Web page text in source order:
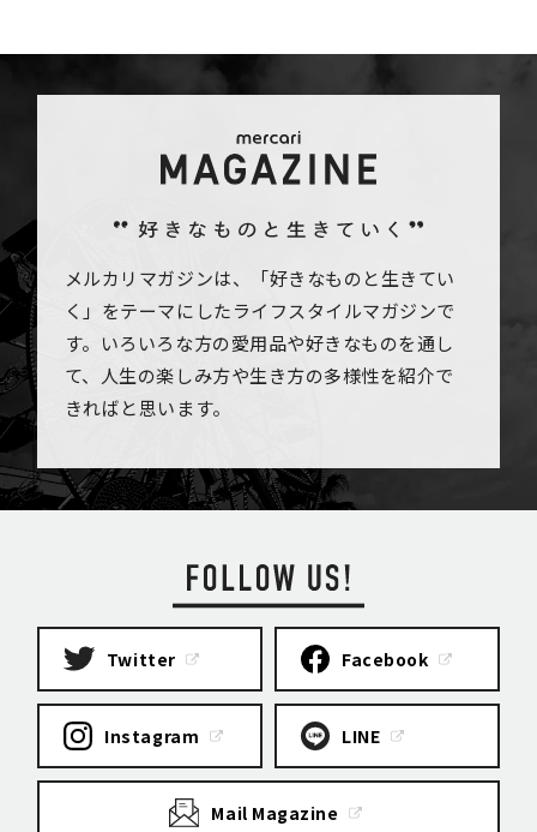
メルカリマガジンは、「好きなものと生きてい
く」をテーマにしたライフスタイルマガジンで
す。いろいろな方の愛用品や好きなものを通し
て、人生の楽しみ方や生き方の多様性を紹介で
きればと思います。
Twitter Facebook
Instagram LINE
Mail Magazine